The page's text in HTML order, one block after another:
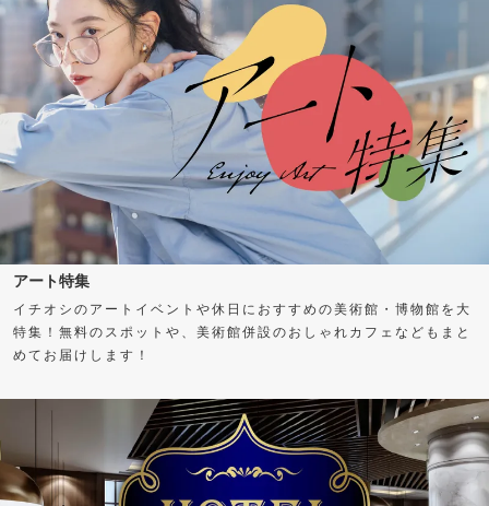
アート特集
イチオシのアートイベントや休日におすすめの美術館・博物館を大
特集！無料のスポットや、美術館併設のおしゃれカフェなどもまと
めてお届けします！